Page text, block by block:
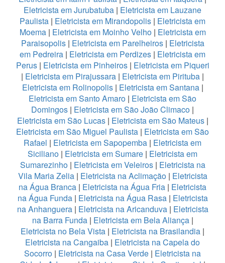
Eletricista em Jurubatuba | Eletricista em Lauzane
Paulista | Eletricista em Mirandopolis | Eletricista em
Moema| Eletricista em Moinho Velho | Eletricista em
Paraisopolis| Eletricista em Parelheiros| Eletricista
em Pedreira | Eletricista em Perdizes | Eletricista em
Perus| Eletricista em Pinheiros| Eletricista em Piqueri
| Eletricista em Pirajussara | Eletricista em Pirituba |
Eletricista em Rolinopolis| Eletricista em Santana|
Eletricista em Santo Amaro | Eletricista em São
Domingos | Eletricista em São João Climaco |
Eletricista em São Lucas| Eletricista em São Mateus |
Eletricista em São Miguel Paulista | Eletricista em São
Rafael | Eletricista em Sapopemba | Eletricista em
Siciliano | Eletricista em Sumare | Eletricista em
Sumarezinho| Eletricista em Veleiros| Eletricista na
Vila Maria Zelia| Eletricista na Aclimação| Eletricista
na Água Branca | Eletricista na Água Fria | Eletricista
na Água Funda| Eletricista na Água Rasa | Eletricista
na Anhanguera| Eletricista na Aricanduva| Eletricista
na Barra Funda | Eletricista em Bela Aliança |
Eletricista no Bela Vista | Eletricista na Brasilandia |
Eletricista na Cangaiba | Eletricista na Capela do
Socorro | Eletricista na Casa Verde | Eletricista na